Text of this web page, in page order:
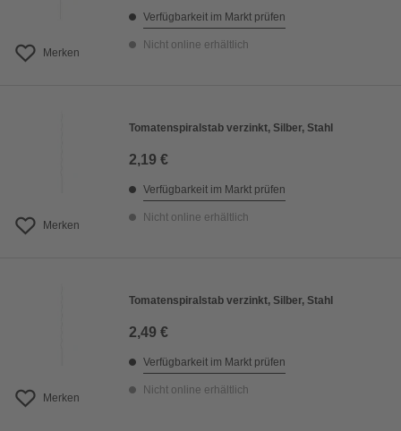
Merken
Verfügbarkeit im Markt prüfen
Nicht online erhältlich
Merken
Tomatenspiralstab verzinkt, Silber, Stahl
2,19 €
Verfügbarkeit im Markt prüfen
Nicht online erhältlich
Merken
Tomatenspiralstab verzinkt, Silber, Stahl
2,49 €
Verfügbarkeit im Markt prüfen
Nicht online erhältlich